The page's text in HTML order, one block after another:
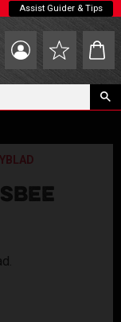
Assist Guider & Tips
Favoriter